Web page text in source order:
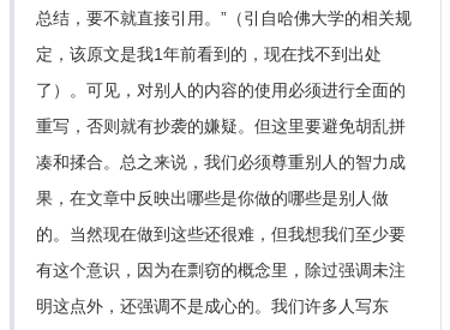
总结，要不就直接引用。”（引自哈佛大学的相关规
定，该原文是我1年前看到的，现在找不到出处
了）。可见，对别人的内容的使用必须进行全面的
重写，否则就有抄袭的嫌疑。但这里要避免胡乱拼
凑和揉合。总之来说，我们必须尊重别人的智力成
果，在文章中反映出哪些是你做的哪些是别人做
的。当然现在做到这些还很难，但我想我们至少要
有这个意识，因为在剽窃的概念里，除过强调未注
明这点外，还强调不是成心的。我们许多人写东